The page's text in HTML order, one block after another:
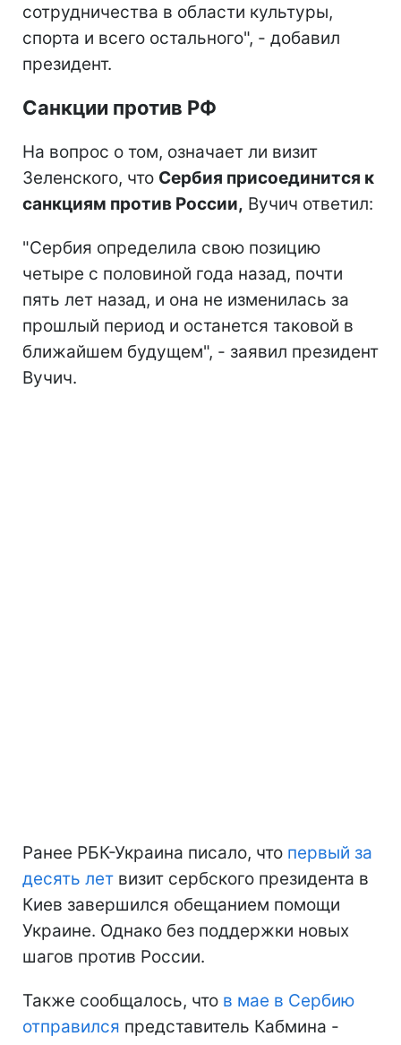
сотрудничества в области культуры,
спорта и всего остального", - добавил
президент.
Санкции против РФ
На вопрос о том, означает ли визит
Зеленского, что Сербия присоединится к
санкциям против России, Вучич ответил:
"Сербия определила свою позицию
четыре с половиной года назад, почти
пять лет назад, и она не изменилась за
прошлый период и останется таковой в
ближайшем будущем", - заявил президент
Вучич.
Ранее РБК-Украина писало, что первый за
десять лет визит сербского президента в
Киев завершился обещанием помощи
Украине. Однако без поддержки новых
шагов против России.
Также сообщалось, что в мае в Сербию
отправился представитель Кабмина -